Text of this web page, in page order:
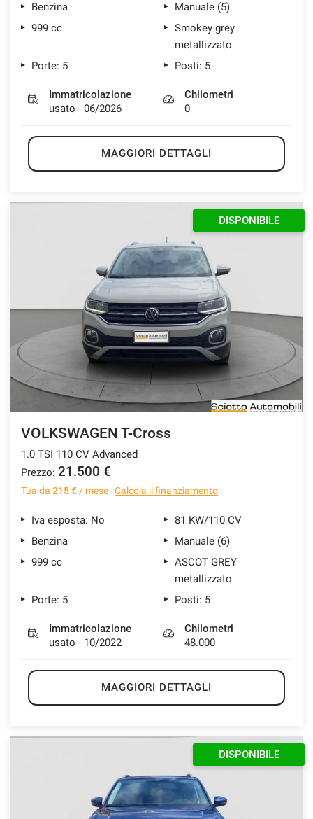
Benzina
Manuale (5)
999 cc
Smokey grey
metallizzato
Porte: 5
Posti: 5
Immatricolazione
usato - 06/2026
Chilometri
0
MAGGIORI DETTAGLI
DISPONIBILE
VOLKSWAGEN T-Cross
1.0 TSI 110 CV Advanced
Prezzo: 21.500 €
Tua da 215 €/ mese Calcola il finanziamento
Iva esposta: No
81 KW/110 CV
Benzina
Manuale (6)
999 cc
ASCOT GREY
metallizzato
Porte: 5
Posti: 5
Immatricolazione
usato - 10/2022
Chilometri
48.000
MAGGIORI DETTAGLI
DISPONIBILE